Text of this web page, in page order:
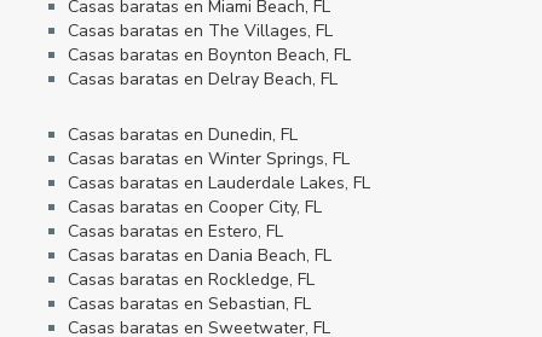
Casas baratas en Miami Beach, FL
Casas baratas en The Villages, FL
Casas baratas en Boynton Beach, FL
Casas baratas en Delray Beach, FL
Casas baratas en Dunedin, FL
Casas baratas en Winter Springs, FL
Casas baratas en Lauderdale Lakes, FL
Casas baratas en Cooper City, FL
Casas baratas en Estero, FL
Casas baratas en Dania Beach, FL
Casas baratas en Rockledge, FL
Casas baratas en Sebastian, FL
Casas baratas en Sweetwater, FL